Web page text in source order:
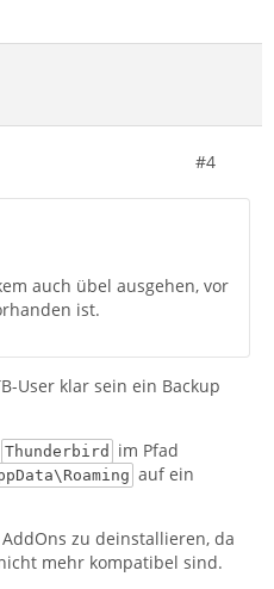
#4
auch übel ausgehen, vor
ist.
User klar sein ein Backup
Thunderbird im Pfad
auf ein
zu deinstallieren, da
mehr kompatibel sind.